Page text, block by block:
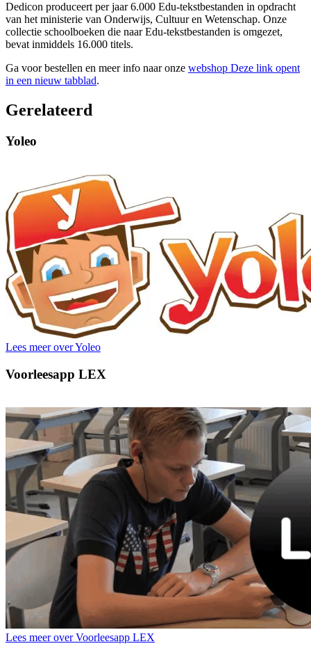
Dedicon produceert per jaar 6.000 Edu-tekstbestanden in opdracht
van het ministerie van Onderwijs, Cultuur en Wetenschap. Onze
collectie schoolboeken die naar Edu-tekstbestanden is omgezet,
bevat inmiddels 16.000 titels.
Ga voor bestellen en meer info naar onze webshop Deze link opent
in een nieuw tabblad.
Gerelateerd
Yoleo
Lees meer over Yoleo
Voorleesapp LEX
Lees meer over Voorleesapp LEX